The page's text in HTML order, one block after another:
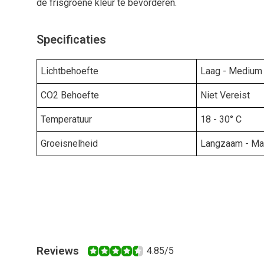
de frisgroene kleur te bevorderen.
Specificaties
Lichtbehoefte Laag - Medium
CO2 Behoefte Niet Vereist
Temperatuur 18 - 30° C
Groeisnelheid Langzaam -
Reviews 4.85/5